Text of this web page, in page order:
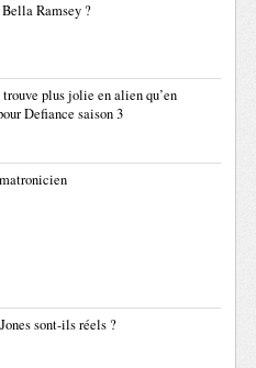
Ramsey ?
plus jolie en alien qu’en
Defiance saison 3
sont-ils réels ?